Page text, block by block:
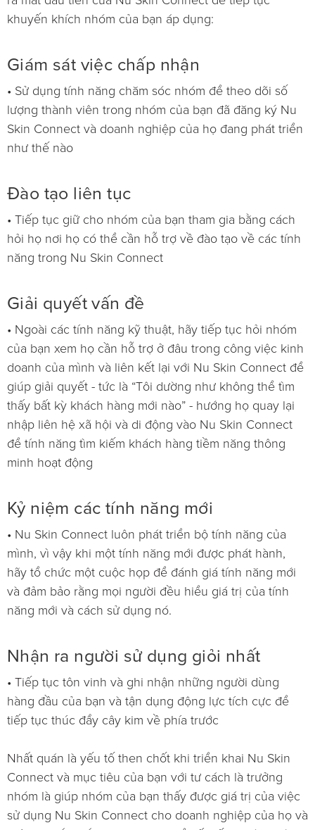
khuyến khích nhóm của bạn áp dụng:
Giám sát việc chấp nhận
• Sử dụng tính năng chăm sóc nhóm để theo dõi số
lượng thành viên trong nhóm của bạn đã đăng ký Nu
Skin Connect và doanh nghiệp của họ đang phát triển
như thế nào
Đào tạo liên tục
• Tiếp tục giữ cho nhóm của bạn tham gia bằng cách
hỏi họ nơi họ có thể cần hỗ trợ về đào tạo về các tính
năng trong Nu Skin Connect
Giải quyết vấn đề
• Ngoài các tính năng kỹ thuật, hãy tiếp tục hỏi nhóm
của bạn xem họ cần hỗ trợ ở đâu trong công việc kinh
doanh của mình và liên kết lại với Nu Skin Connect để
giúp giải quyết - tức là “Tôi dường như không thể tìm
thấy bất kỳ khách hàng mới nào” - hướng họ quay lại
nhập liên hệ xã hội và di động vào Nu Skin Connect
để tính năng tìm kiếm khách hàng tiềm năng thông
minh hoạt động
Kỷ niệm các tính năng mới
• Nu Skin Connect luôn phát triển bộ tính năng của
mình, vì vậy khi một tính năng mới được phát hành,
hãy tổ chức một cuộc họp để đánh giá tính năng mới
và đảm bảo rằng mọi người đều hiểu giá trị của tính
năng mới và cách sử dụng nó.
Nhận ra người sử dụng giỏi nhất
• Tiếp tục tôn vinh và ghi nhận những người dùng
hàng đầu của bạn và tận dụng động lực tích cực để
tiếp tục thúc đẩy cây kim về phía trước
Nhất quán là yếu tố then chốt khi triển khai Nu Skin
Connect và mục tiêu của bạn với tư cách là trưởng
nhóm là giúp nhóm của bạn thấy được giá trị của việc
sử dụng Nu Skin Connect cho doanh nghiệp của họ và